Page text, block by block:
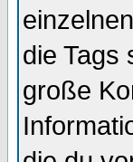
die Tags
große